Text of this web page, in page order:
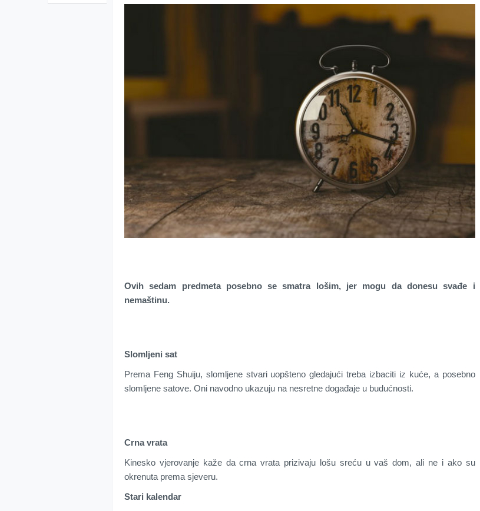
Ovih sedam predmeta posebno se smatra lošim, jer mogu da donesu svađe i
nemaštinu.
Slomljeni sat
Prema Feng Shuiju, slomljene stvari uopšteno gledajući treba izbaciti iz kuće, a posebno
slomljene satove. Oni navodno ukazuju na nesretne događaje u budućnosti.
Crna vrata
Kinesko vjerovanje kaže da crna vrata prizivaju lošu sreću u vaš dom, ali ne i ako su
okrenuta prema sjeveru.
Stari kalendar